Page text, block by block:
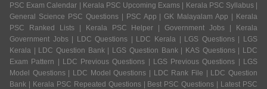
PSC Exam Calendar | Kerala PSC Upcoming Exams | Kerala PSC Syllabus |
General Science PSC Questions | PSC App | GK Malayalam App | Kerala
PSC Ranked Lists | Kerala PSC Helper | Government Jobs | Kerala
Government Jobs | LDC Questions | LDC Kerala | LGS Questions | LGS
Kerala | LDC Question Bank | LGS Question Bank | KAS Questions | LDC
Exam Pattern | LDC Previous Questions | LGS Previous Questions | LGS
Model Questions | LDC Model Questions | LDC Rank File | LDC Question
Bank | Kerala PSC Repeated Questions | Best PSC Questions | Latest PSC